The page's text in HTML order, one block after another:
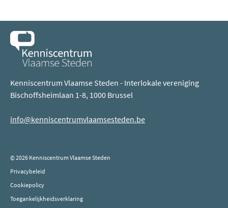
Kenniscentrum Vlaamse Steden - Interlokale vereniging
Bischoffsheimlaan 1-8, 1000 Brussel
info@kenniscentrumvlaamsesteden.be
© 2026 Kenniscentrum Vlaamse Steden
Privacybeleid
Cookiepolicy
Toegankelijkheidsverklaring